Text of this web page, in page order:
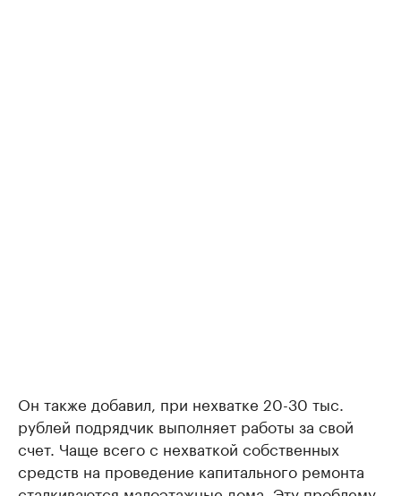
Он также добавил, при нехватке 20-30 тыс.
рублей подрядчик выполняет работы за свой
счет. Чаще всего с нехваткой собственных
средств на проведение капитального ремонта